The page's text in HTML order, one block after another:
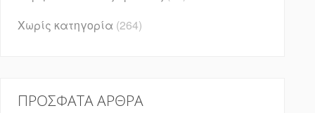
Χωρίς κατηγορία (264)
ΠΡΌΣΦΑΤΑ ΆΡΘΡΑ